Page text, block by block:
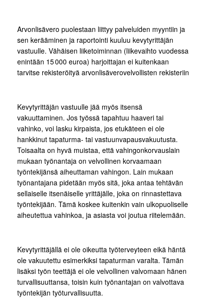
Arvonlisävero puolestaan liittyy palveluiden myyntiin ja
sen kerääminen ja raportointi kuuluu kevytyrittäjän
vastuulle. Vähäisen liiketoiminnan (liikevaihto vuodessa
enintään 15 000 euroa) harjoittajan ei kuitenkaan
tarvitse rekisteröityä arvonlisäverovelvollisten rekisteriin
Kevytyrittäjän vastuulle jää myös itsensä
vakuuttaminen. Jos työssä tapahtuu haaveri tai
vahinko, voi lasku kirpaista, jos etukäteen ei ole
hankkinut tapaturma- tai vastuunvapausvakuutusta.
Toisaalta on hyvä muistaa, että vahingonkorvauslain
mukaan työnantaja on velvollinen korvaamaan
työntekijänsä aiheuttaman vahingon. Lain mukaan
työnantajana pidetään myös sitä, joka antaa tehtävän
sellaiselle itsenäiselle yrittäjälle, joka on rinnastettava
työntekijään. Tämä koskee kuitenkin vain ulkopuoliselle
aiheutettua vahinkoa, ja asiasta voi joutua riitelemään.
Kevytyrittäjällä ei ole oikeutta työterveyteen eikä häntä
ole vakuutettu esimerkiksi tapaturman varalta. Tämän
lisäksi työn teettäjä ei ole velvollinen valvomaan hänen
turvallisuuttansa, toisin kuin työnantajan on valvottava
työntekijän työturvallisuutta.